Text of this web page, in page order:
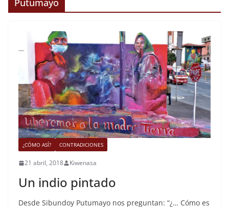
Putumayo
¿CÓMO ASÍ? CONTRADICIONES
21 abril, 2018 Kiwenasa
Un indio pintado
Desde Sibundoy Putumayo nos preguntan: “¿… Cómo es